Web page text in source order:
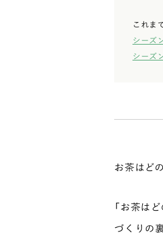
これま
シーズ
シーズ
お茶はど
「お茶は
づくりの